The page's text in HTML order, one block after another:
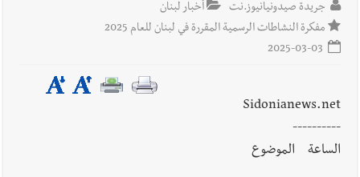
أخبار لبنان
بالتفاصيل : جلسة لمجلس الوزراء في قصر بعبدا الوقائع
8-8-2026
جريدة صيدونيانيوز.نت
أخبار لبنان
مفكرة النشاطات الرسمية المقررة في لبنان للعام 2025
Sidonianews.net
----------
الساعة الموضوع